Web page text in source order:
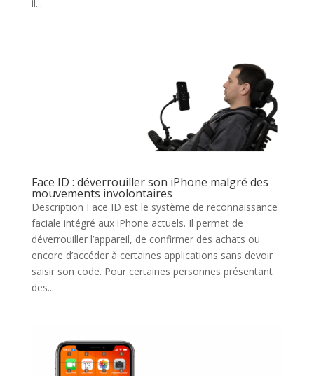
il...
Face ID : déverrouiller son iPhone malgré des
mouvements involontaires
Description Face ID est le système de reconnaissance
faciale intégré aux iPhone actuels. Il permet de
déverrouiller l’appareil, de confirmer des achats ou
encore d’accéder à certaines applications sans devoir
saisir son code. Pour certaines personnes présentant
des...